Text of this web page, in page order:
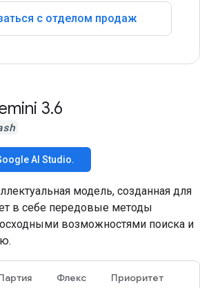
с отделом продаж
3.6
AI Studio.
модель, созданная для
в себе передовые методы
возможностями поиска и
Флекс Приоритет